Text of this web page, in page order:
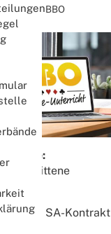
bei BBO
10:
im SA-Kontrakt